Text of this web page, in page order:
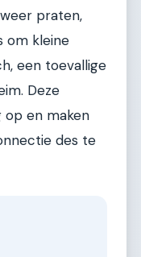
praten,
om kleine
een toevallige
Deze
op en maken
des te